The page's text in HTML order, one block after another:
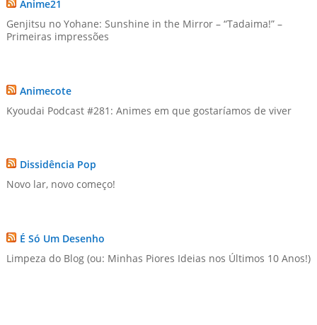
Anime21
Genjitsu no Yohane: Sunshine in the Mirror – “Tadaima!” –
Primeiras impressões
Animecote
Kyoudai Podcast #281: Animes em que gostaríamos de viver
Dissidência Pop
Novo lar, novo começo!
É Só Um Desenho
Limpeza do Blog (ou: Minhas Piores Ideias nos Últimos 10 Anos!)